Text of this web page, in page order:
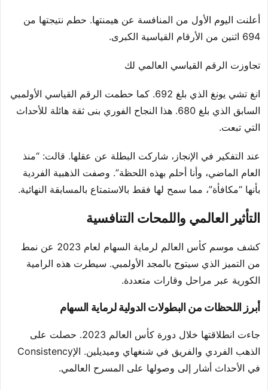
أعلنت اليوم الأول من المنافسة عن هيمنتها. حطم نتيجتها من
694 اثنين من الأرقام القياسية الكبرى.
تجاوزت الرقم القياسي العالمي لك
انغ تشي يونغ الذي بلغ 692. كما حطمت الرقم القياسي الأولمبي
السابق الذي بلغ 680. هذا النجاح الفوري بنى ثقة هائلة للأحداث
التي تبعت.
عند التفكير في الإنجاز، شاركت البطلة عن عقلها. قالت: “منذ
العام الماضي، وأنا أحلم بهذه اللحظة”. وصفت الذهبية الفردية
بأنها “مكافأة”، مما سمح لها فقط بالاستمتاع بالمسابقة النهائية.
التأثير العالمي واللمحات التنافسية
كشف موسم كأس العالم لرماية السهام لعام 2023 عن نمط
من التميز الذي سيتوج بالمجد الأولمبي. سيطرت هذه الرامية
الكورية عبر مراحل وقارات متعددة.
أبرز اللحظات من البطولات الدولية لرماية السهام
جاءت انطلاقتها خلال دورة كأس العالم 2023. حصلت على
الذهب الفردي والفريق في شنغهاي وميديلين. الإConsistency
في الأحداث أشار إلى وصولها على المسرح العالمي.